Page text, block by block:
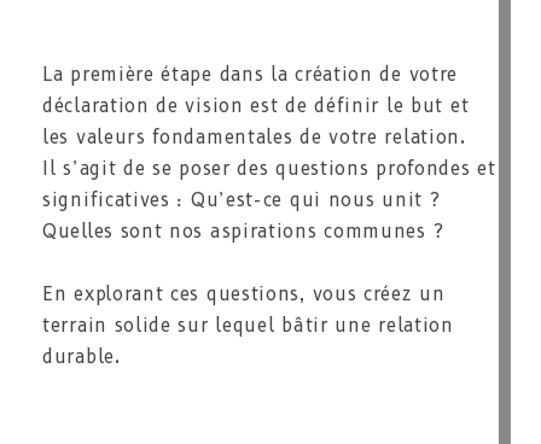
La première étape dans la création de votre
déclaration de vision est de définir le but et
les valeurs fondamentales de votre relation.
Il s’agit de se poser des questions profondes et
significatives : Qu’est-ce qui nous unit ?
Quelles sont nos aspirations communes ?
En explorant ces questions, vous créez un
terrain solide sur lequel bâtir une relation
durable.